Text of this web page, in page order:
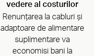
vedere al costurilor
Renunțarea la cabluri și
adaptoare de alimentare
suplimentare va
economisi bani la